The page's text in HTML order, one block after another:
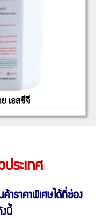
เอสซีจี
ระเทศ
าราคาพิเศษได้ที่ช่อง
งนี้